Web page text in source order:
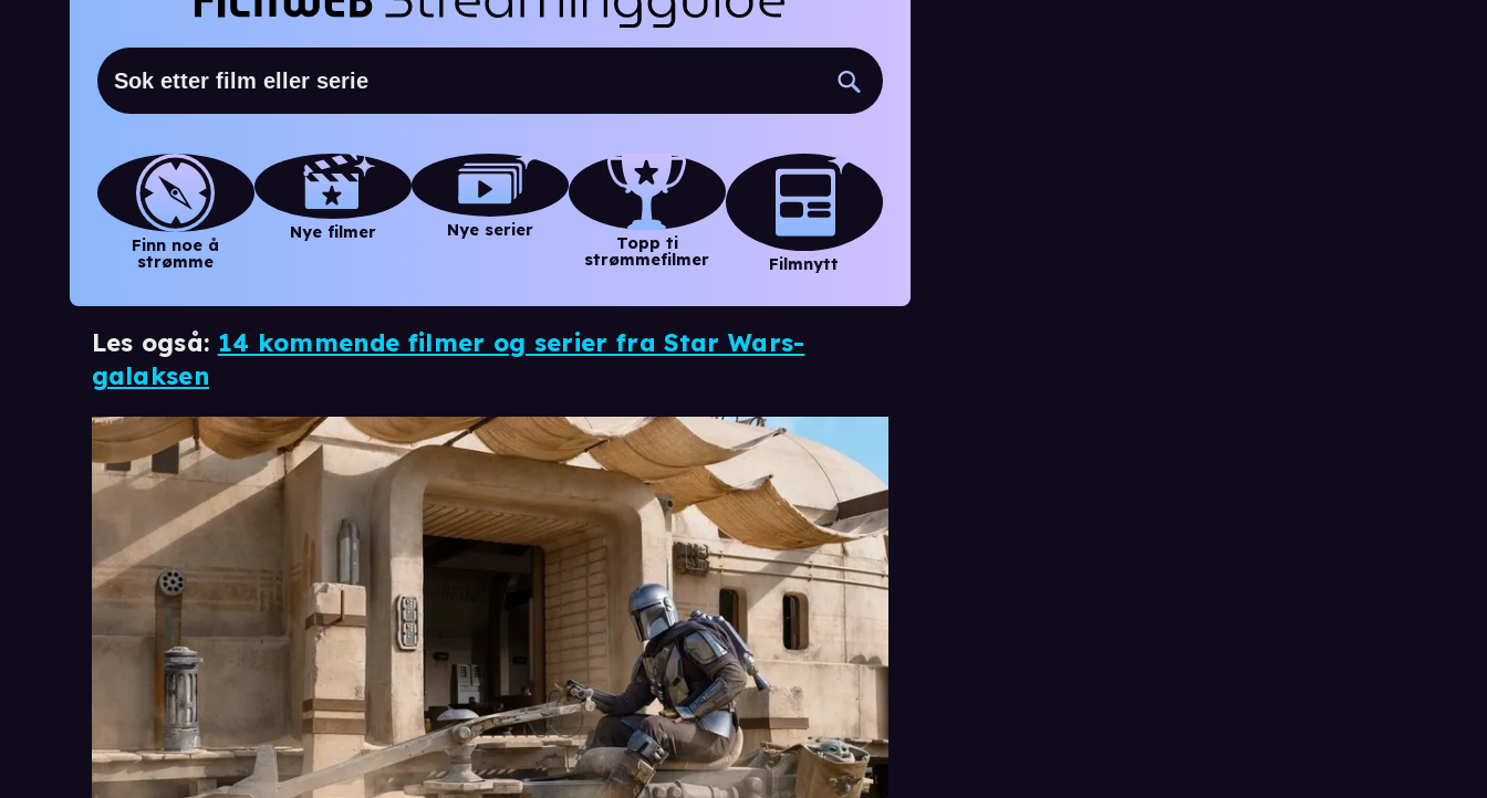
Finn noe å
strømme
Nye filmer Nye serier
Topp ti
strømmefilmer
Filmnytt
Les også: 14 kommende filmer og serier fra Star Wars-
galaksen